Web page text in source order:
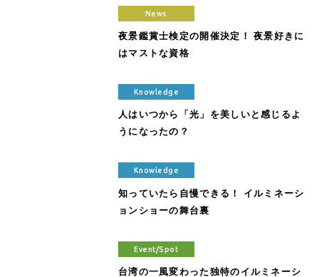
News
夜景鑑賞士検定の開催決定！ 夜景好きに
はマストな資格
Knowledge
人はいつから「光」を美しいと感じるよ
うになったの？
Knowledge
知っていたら自慢できる！ イルミネーシ
ョンショーの舞台裏
Event/Spot
台湾の一風変わった独特のイルミネーシ